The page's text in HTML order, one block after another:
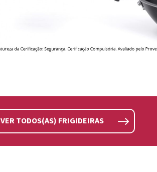
VER TODOS(AS) FRIGIDEIRAS